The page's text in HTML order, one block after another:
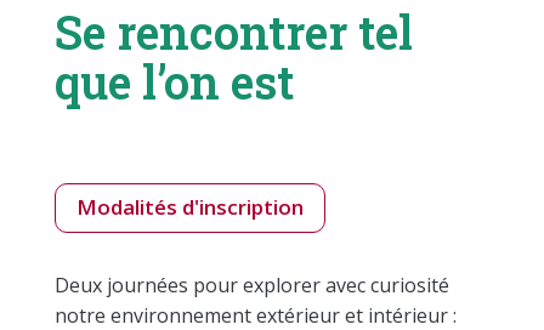
Se rencontrer tel
que l’on est
Modalités d'inscription
Deux journées pour explorer avec curiosité
notre environnement extérieur et intérieur :